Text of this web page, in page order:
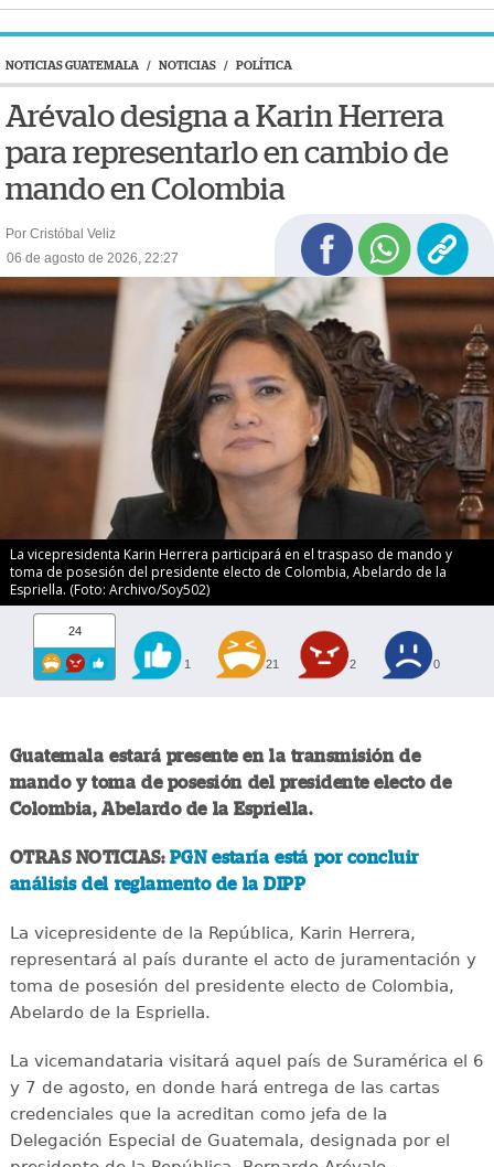
NOTICIAS GUATEMALA / NOTICIAS / POLÍTICA
Arévalo designa a Karin Herrera
para representarlo en cambio de
mando en Colombia
Por Cristóbal Veliz
06 de agosto de 2026, 22:27
La vicepresidenta Karin Herrera participará en el traspaso de mando y
toma de posesión del presidente electo de Colombia, Abelardo de la
Espriella. (Foto: Archivo/Soy502)
24
1 21 2 0
Guatemala estará presente en la transmisión de
mando y toma de posesión del presidente electo de
Colombia, Abelardo de la Espriella.
OTRAS NOTICIAS: PGN estaría está por concluir
análisis del reglamento de la DIPP
La vicepresidente de la República, Karin Herrera,
representará al país durante el acto de juramentación y
toma de posesión del presidente electo de Colombia,
Abelardo de la Espriella.
La vicemandataria visitará aquel país de Suramérica el 6
y 7 de agosto, en donde hará entrega de las cartas
credenciales que la acreditan como jefa de la
Delegación Especial de Guatemala, designada por el